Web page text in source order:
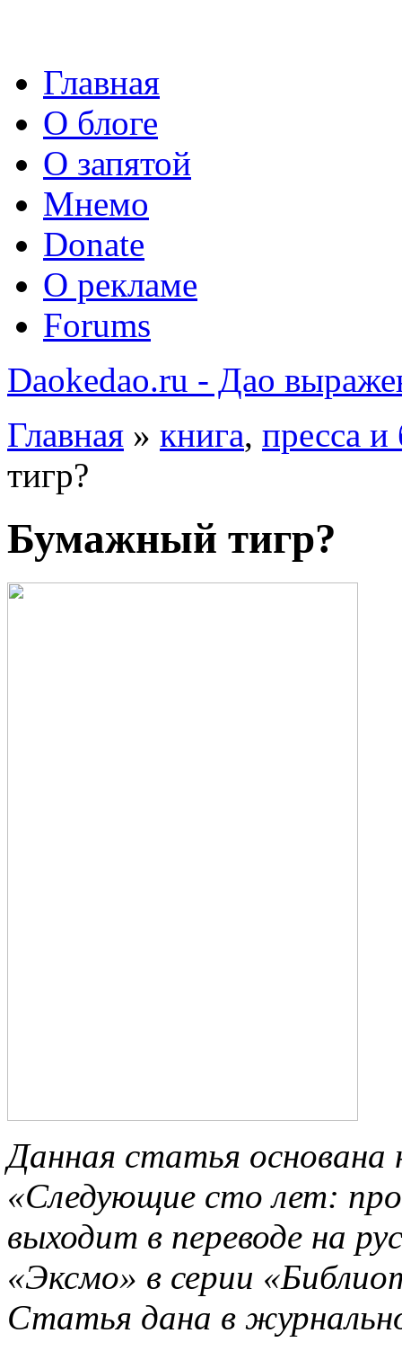
Главная
О блоге
О запятой
Мнемо
Donate
О рекламе
Forums
Daokedao.ru - Дао
Главная » книга, пресса и
тигр?
Бумажный тигр?
Данная статья основана
«Следующие сто лет:
выходит в переводе на
«Эксмо» в серии
Статья дана в